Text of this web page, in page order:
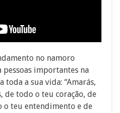
no namoro
pessoas importantes na
toda a sua vida: “Amarás,
de todo o teu coração, de
o teu entendimento e de